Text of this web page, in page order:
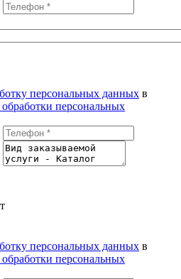
персональных данных в
персональных
персональных данных в
персональных